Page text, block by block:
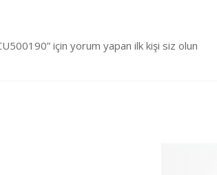
için yorum yapan ilk kişi siz olun